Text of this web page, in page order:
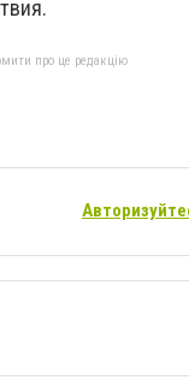
про це редакцію